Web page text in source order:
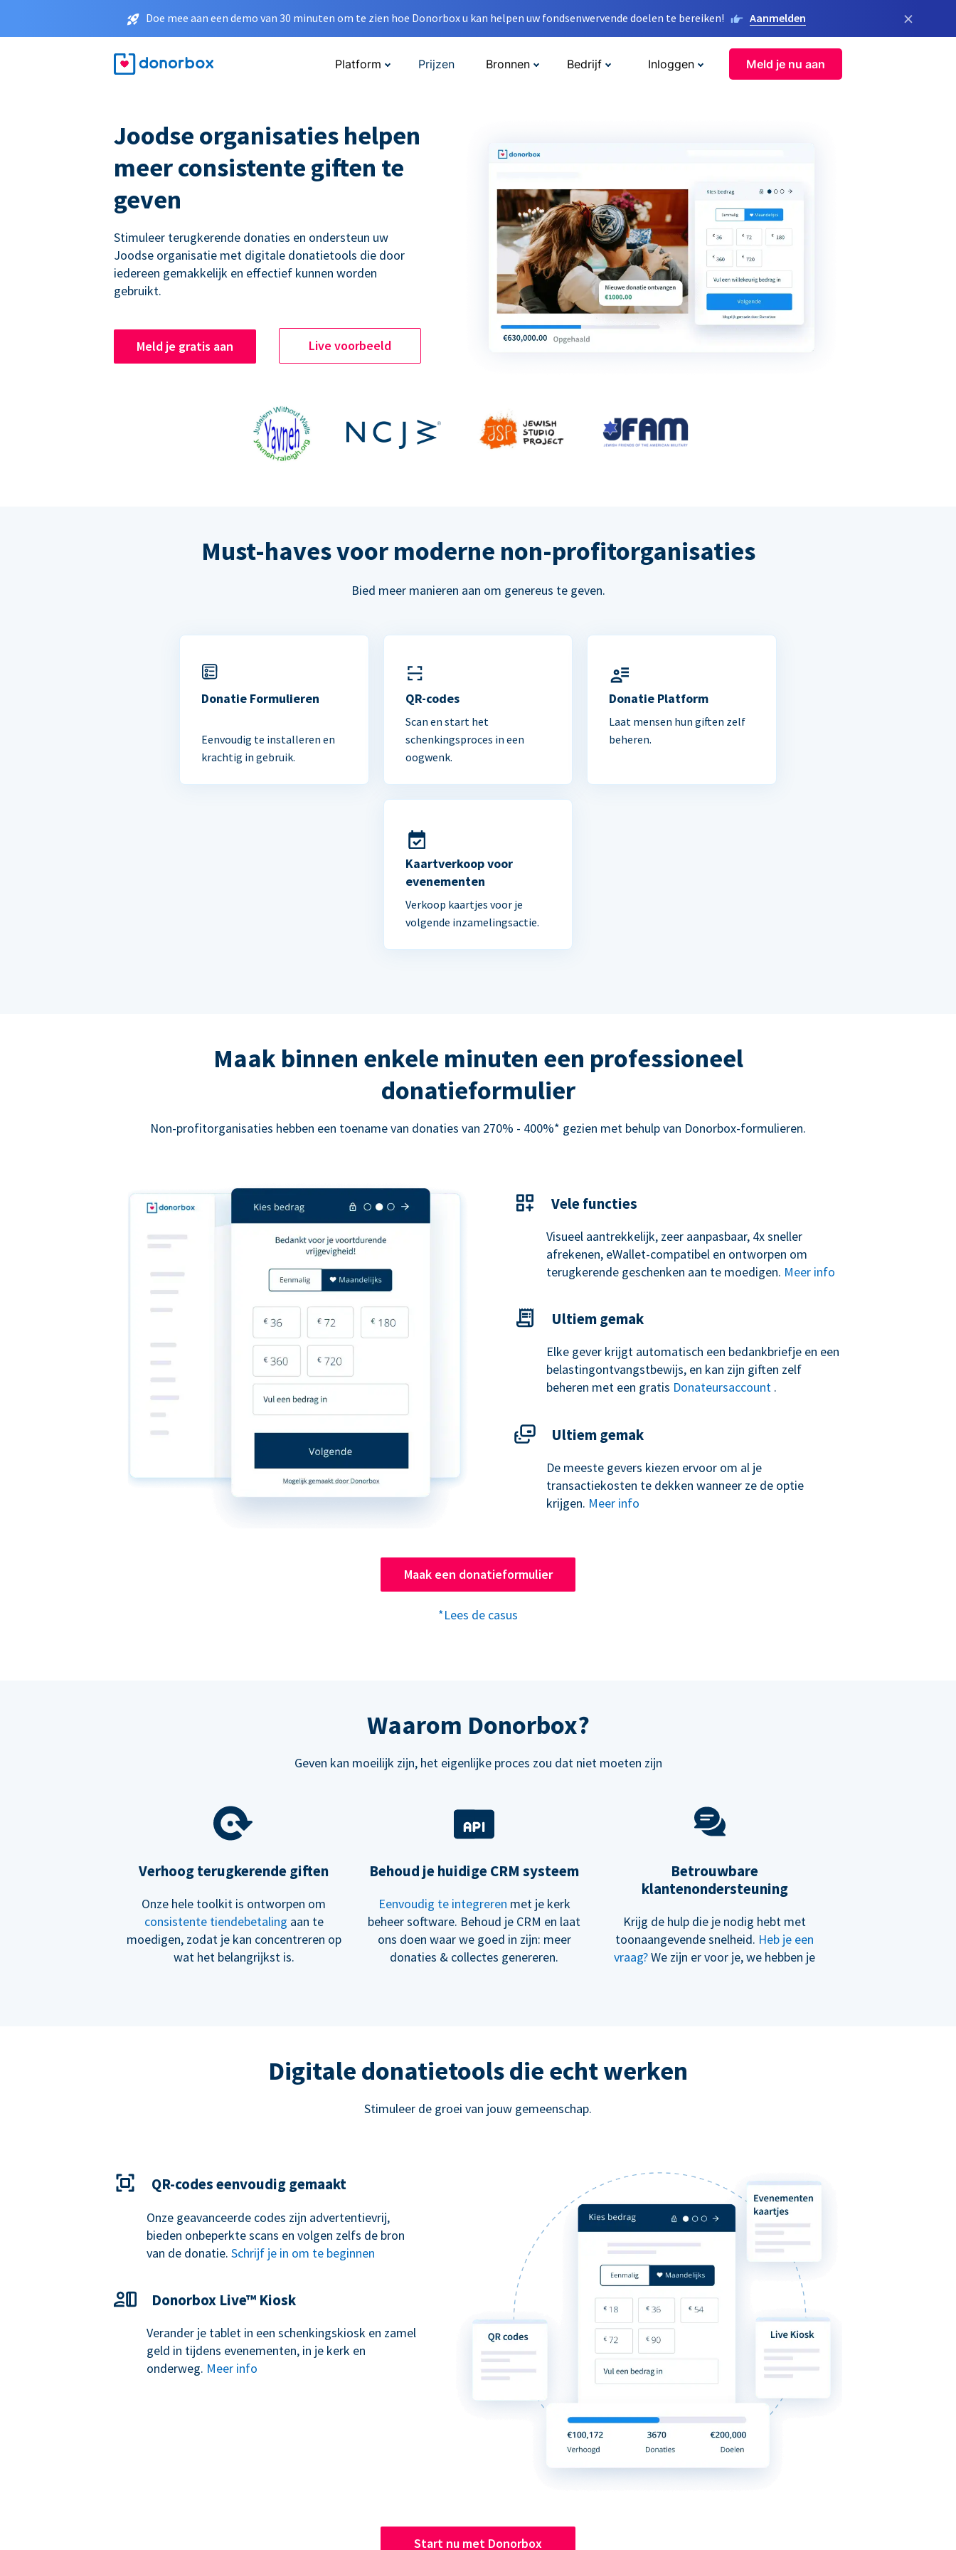
Doe mee aan een demo van 30 minuten om te zien hoe Donorbox u kan helpen uw fondsenwervende doelen te bereiken! Aanmelden ×
Platform Prijzen Bronnen Bedrijf Inloggen Meld je nu aan
Joodse organisaties helpen
meer consistente giften te
geven
Stimuleer terugkerende donaties en ondersteun uw
Joodse organisatie met digitale donatietools die door
iedereen gemakkelijk en effectief kunnen worden
gebruikt.
Meld je gratis aan Live voorbeeld
Must-haves voor moderne non-profitorganisaties
Bied meer manieren aan om genereus te geven.
Donatie Formulieren
Eenvoudig te installeren en
krachtig in gebruik.
QR-codes
Scan en start het
schenkingsproces in een
oogwenk.
Donatie Platform
Laat mensen hun giften zelf
beheren.
Kaartverkoop voor
evenementen
Verkoop kaartjes voor je
volgende inzamelingsactie.
Maak binnen enkele minuten een professioneel
donatieformulier
Non-profitorganisaties hebben een toename van donaties van 270% - 400%* gezien met behulp van Donorbox-formulieren.
Vele functies
Visueel aantrekkelijk, zeer aanpasbaar, 4x sneller
afrekenen, eWallet-compatibel en ontworpen om
terugkerende geschenken aan te moedigen. Meer info
Ultiem gemak
Elke gever krijgt automatisch een bedankbriefje en een
belastingontvangstbewijs, en kan zijn giften zelf
beheren met een gratis Donateursaccount .
Ultiem gemak
De meeste gevers kiezen ervoor om al je
transactiekosten te dekken wanneer ze de optie
krijgen. Meer info
Maak een donatieformulier
*Lees de casus
Waarom Donorbox?
Geven kan moeilijk zijn, het eigenlijke proces zou dat niet moeten zijn
Verhoog terugkerende giften
Onze hele toolkit is ontworpen om
consistente tiendebetaling aan te
moedigen, zodat je kan concentreren op
wat het belangrijkst is.
Behoud je huidige CRM systeem
Eenvoudig te integreren met je kerk
beheer software. Behoud je CRM en laat
ons doen waar we goed in zijn: meer
donaties & collectes genereren.
Betrouwbare
klantenondersteuning
Krijg de hulp die je nodig hebt met
toonaangevende snelheid. Heb je een
vraag?We zijn er voor je, we hebben je
Digitale donatietools die echt werken
Stimuleer de groei van jouw gemeenschap.
QR-codes eenvoudig gemaakt
Onze geavanceerde codes zijn advertentievrij,
bieden onbeperkte scans en volgen zelfs de bron
van de donatie. Schrijf je in om te beginnen
Donorbox Live™ Kiosk
Verander je tablet in een schenkingskiosk en zamel
geld in tijdens evenementen, in je kerk en
onderweg. Meer info
Start nu met Donorbox